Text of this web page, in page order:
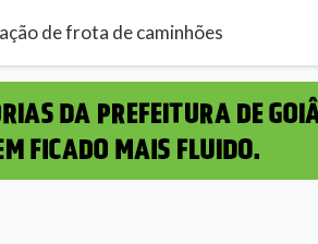
de frota de caminhões